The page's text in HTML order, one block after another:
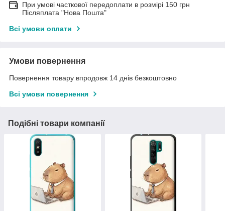
При умові часткової передоплати в розмірі 150 грн
Післяплата "Нова Пошта"
Всі умови оплати
Умови повернення
Повернення товару впродовж 14 днів безкоштовно
Всі умови повернення
Подібні товари компанії